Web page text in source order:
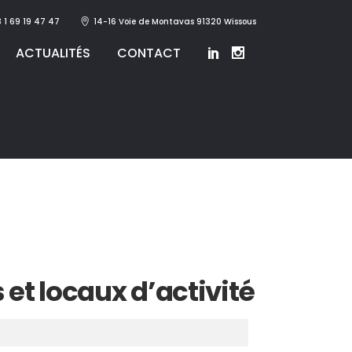
1 69 19 47 47 14-16 Voie de Montavas 91320 Wissous
ACTUALITÉS CONTACT
locaux d’activité